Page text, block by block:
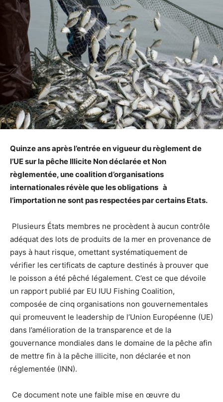
Quinze ans après l’entrée en vigueur du règlement de
l’UE sur la pêche Illicite Non déclarée et Non
règlementée, une coalition d’organisations
internationales révèle que les obligations à
l’importation ne sont pas respectées par certains Etats.
Plusieurs États membres ne procèdent à aucun contrôle
adéquat des lots de produits de la mer en provenance de
pays à haut risque, omettant systématiquement de
vérifier les certificats de capture destinés à prouver que
le poisson a été pêché légalement. C’est ce que dévoile
un rapport publié par EU IUU Fishing Coalition,
composée de cinq organisations non gouvernementales
qui promeuvent le leadership de l’Union Européenne (UE)
dans l’amélioration de la transparence et de la
gouvernance mondiales dans le domaine de la pêche afin
de mettre fin à la pêche illicite, non déclarée et non
réglementée (INN).
Ce document note une faible mise en œuvre du